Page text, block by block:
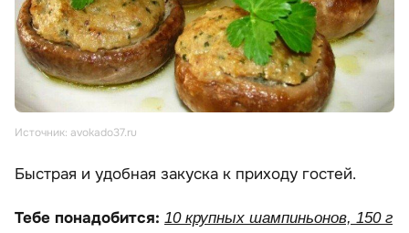
Источник: avokado37.ru
Быстрая и удобная закуска к приходу гостей.
Тебе понадобится: 10 крупных шампиньонов, 150 г